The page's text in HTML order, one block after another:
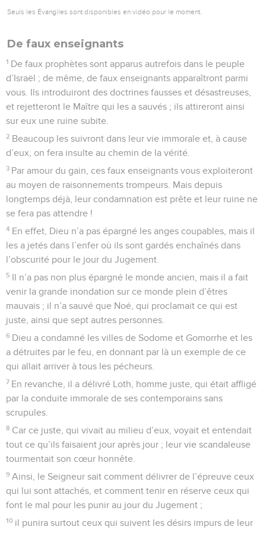
Seuls les Évangiles sont disponibles en vidéo pour le moment.
De faux enseignants
1 De faux prophètes sont apparus autrefois dans le peuple
d’Israël ; de même, de faux enseignants apparaîtront parmi
vous. Ils introduiront des doctrines fausses et désastreuses,
et rejetteront le Maître qui les a sauvés ; ils attireront ainsi
sur eux une ruine subite.
2 Beaucoup les suivront dans leur vie immorale et, à cause
d’eux, on fera insulte au chemin de la vérité.
3 Par amour du gain, ces faux enseignants vous exploiteront
au moyen de raisonnements trompeurs. Mais depuis
longtemps déjà, leur condamnation est prête et leur ruine ne
se fera pas attendre !
4 En effet, Dieu n’a pas épargné les anges coupables, mais il
les a jetés dans l’enfer où ils sont gardés enchaînés dans
l’obscurité pour le jour du Jugement.
5 Il n’a pas non plus épargné le monde ancien, mais il a fait
venir la grande inondation sur ce monde plein d’êtres
mauvais ; il n’a sauvé que Noé, qui proclamait ce qui est
juste, ainsi que sept autres personnes.
6 Dieu a condamné les villes de Sodome et Gomorrhe et les
a détruites par le feu, en donnant par là un exemple de ce
qui allait arriver à tous les pécheurs.
7 En revanche, il a délivré Loth, homme juste, qui était affligé
par la conduite immorale de ses contemporains sans
scrupules.
8 Car ce juste, qui vivait au milieu d’eux, voyait et entendait
tout ce qu’ils faisaient jour après jour ; leur vie scandaleuse
tourmentait son cœur honnête.
9 Ainsi, le Seigneur sait comment délivrer de l’épreuve ceux
qui lui sont attachés, et comment tenir en réserve ceux qui
font le mal pour les punir au jour du Jugement ;
10 il punira surtout ceux qui suivent les désirs impurs de leur